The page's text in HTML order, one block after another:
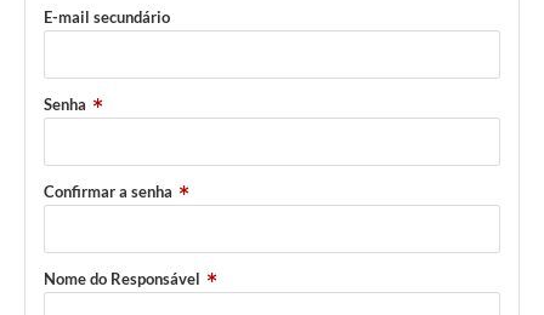
Contas Públicas
E-mail secundário
Senha
Confirmar a senha
Nome do Responsável